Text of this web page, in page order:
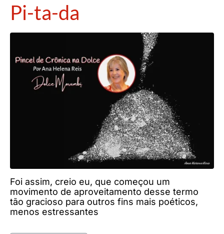
Pi-ta-da
Foi assim, creio eu, que começou um
movimento de aproveitamento desse termo
tão gracioso para outros fins mais poéticos,
menos estressantes